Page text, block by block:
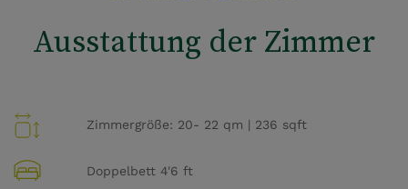
Ausstattung der Zimmer
Zimmergröße: 20- 22 qm | 236 sqft
Doppelbett 4'6 ft